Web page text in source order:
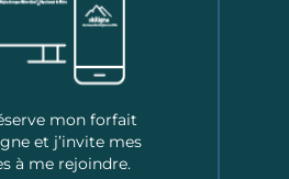
mon forfait
et j’invite mes
à me rejoindre.